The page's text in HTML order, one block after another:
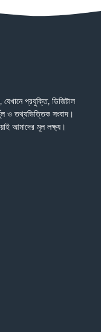
প্রযুক্তি, ডিজিটাল
ও তথ্যভিত্তিক সংবাদ।
আমাদের মূল লক্ষ্য।